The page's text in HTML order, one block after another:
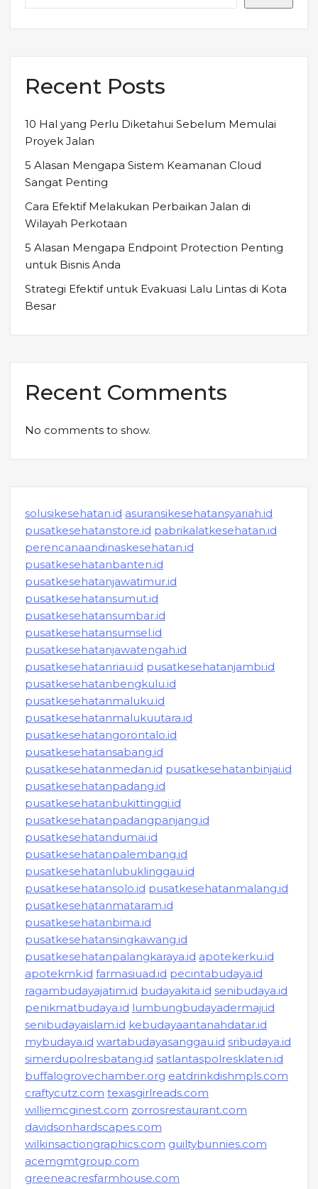
Recent Posts
10 Hal yang Perlu Diketahui Sebelum Memulai
Proyek Jalan
5 Alasan Mengapa Sistem Keamanan Cloud
Sangat Penting
Cara Efektif Melakukan Perbaikan Jalan di
Wilayah Perkotaan
5 Alasan Mengapa Endpoint Protection Penting
untuk Bisnis Anda
Strategi Efektif untuk Evakuasi Lalu Lintas di Kota
Besar
Recent Comments
No comments to show.
solusikesehatan.id asuransikesehatansyariah.id
pusatkesehatanstore.id pabrikalatkesehatan.id
perencanaandinaskesehatan.id
pusatkesehatanbanten.id
pusatkesehatanjawatimur.id
pusatkesehatansumut.id
pusatkesehatansumbar.id
pusatkesehatansumsel.id
pusatkesehatanjawatengah.id
pusatkesehatanriau.id pusatkesehatanjambi.id
pusatkesehatanbengkulu.id
pusatkesehatanmaluku.id
pusatkesehatanmalukuutara.id
pusatkesehatangorontalo.id
pusatkesehatansabang.id
pusatkesehatanmedan.id pusatkesehatanbinjai.id
pusatkesehatanpadang.id
pusatkesehatanbukittinggi.id
pusatkesehatanpadangpanjang.id
pusatkesehatandumai.id
pusatkesehatanpalembang.id
pusatkesehatanlubuklinggau.id
pusatkesehatansolo.id pusatkesehatanmalang.id
pusatkesehatanmataram.id
pusatkesehatanbima.id
pusatkesehatansingkawang.id
pusatkesehatanpalangkaraya.id apotekerku.id
apotekmk.id farmasiuad.id pecintabudaya.id
ragambudayajatim.id budayakita.id senibudaya.id
penikmatbudaya.id lumbungbudayadermaji.id
senibudayaislam.id kebudayaantanahdatar.id
mybudaya.id wartabudayasanggau.id sribudaya.id
simerdupolresbatang.id satlantaspolresklaten.id
buffalogrovechamber.org eatdrinkdishmpls.com
craftycutz.com texasgirlreads.com
williemcginest.com zorrosrestaurant.com
davidsonhardscapes.com
wilkinsactiongraphics.com guiltybunnies.com
acemgmtgroup.com
greeneacresfarmhouse.com